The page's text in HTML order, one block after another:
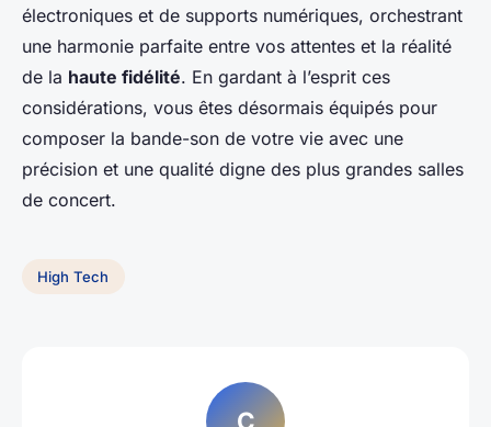
électroniques et de supports numériques, orchestrant
une harmonie parfaite entre vos attentes et la réalité
de la haute fidélité. En gardant à l’esprit ces
considérations, vous êtes désormais équipés pour
composer la bande-son de votre vie avec une
précision et une qualité digne des plus grandes salles
de concert.
High Tech
C